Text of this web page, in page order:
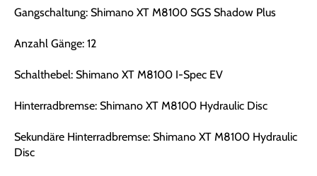
Gangschaltung: Shimano XT M8100 SGS Shadow Plus
Anzahl Gänge: 12
Schalthebel: Shimano XT M8100 I-Spec EV
Hinterradbremse: Shimano XT M8100 Hydraulic Disc
Sekundäre Hinterradbremse: Shimano XT M8100 Hydraulic
Disc